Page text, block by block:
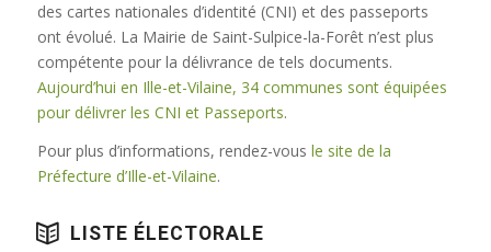
des cartes nationales d’identité (CNI) et des passeports
ont évolué. La Mairie de Saint-Sulpice-la-Forêt n’est plus
compétente pour la délivrance de tels documents.
Aujourd’hui en Ille-et-Vilaine, 34 communes sont équipées
pour délivrer les CNI et Passeports.
Pour plus d’informations, rendez-vous le site de la
Préfecture d’Ille-et-Vilaine.
LISTE ÉLECTORALE